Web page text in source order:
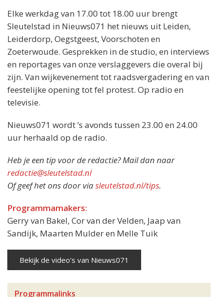
Elke werkdag van 17.00 tot 18.00 uur brengt
Sleutelstad in Nieuws071 het nieuws uit Leiden,
Leiderdorp, Oegstgeest, Voorschoten en
Zoeterwoude. Gesprekken in de studio, en interviews
en reportages van onze verslaggevers die overal bij
zijn. Van wijkevenement tot raadsvergadering en van
feestelijke opening tot fel protest. Op radio en
televisie.
Nieuws071 wordt ’s avonds tussen 23.00 en 24.00
uur herhaald op de radio.
Heb je een tip voor de redactie? Mail dan naar
redactie@sleutelstad.nl
Of geef het ons door viasleutelstad.nl/tips.
Programmamakers:
Gerry van Bakel, Cor van der Velden, Jaap van
Sandijk, Maarten Mulder en Melle Tuik
Bekijk de video's van Nieuws071
Programmalinks